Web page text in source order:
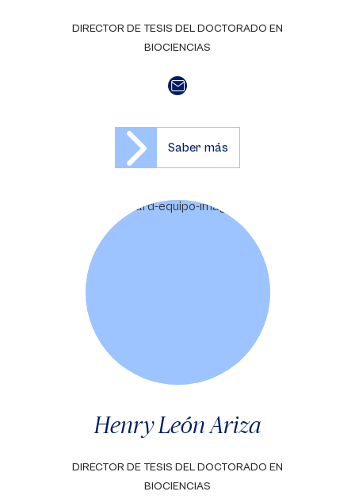
DIRECTOR DE TESIS DEL DOCTORADO EN
BIOCIENCIAS
Saber más
Henry León Ariza
DIRECTOR DE TESIS DEL DOCTORADO EN
BIOCIENCIAS